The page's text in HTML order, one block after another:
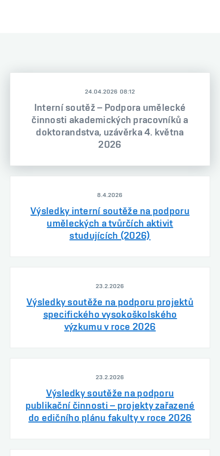
24.04.2026 08:12
Interní soutěž – Podpora umělecké
činnosti akademických pracovníků a
doktorandstva, uzávěrka 4. května
2026
8.4.2026
Výsledky interní soutěže na podporu
uměleckých a tvůrčích aktivit
studujících (2026)
23.2.2026
Výsledky soutěže na podporu projektů
specifického vysokoškolského
výzkumu v roce 2026
23.2.2026
Výsledky soutěže na podporu
publikační činnosti – projekty zařazené
do edičního plánu fakulty v roce 2026